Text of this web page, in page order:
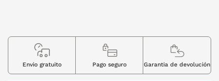
Envio gratuito Pago seguro Garantia de devolución